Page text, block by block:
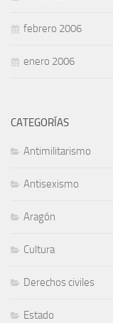
febrero 2006
enero 2006
CATEGORÍAS
Antimilitarismo
Antisexismo
Aragón
Cultura
Derechos civiles
Estado